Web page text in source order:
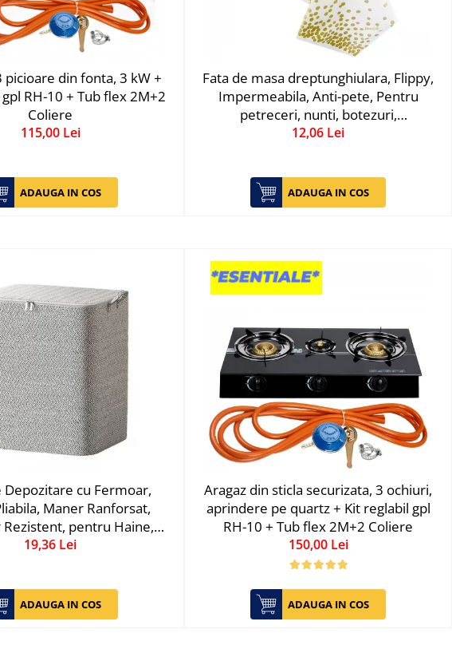
picioare din fonta, 3 kW +
RH-10 + Tub flex 2M+2
Coliere
115,00 Lei
ADAUGA IN COS
Fata de masa dreptunghiulara, Flippy,
Impermeabila, Anti-pete, Pentru
petreceri, nunti, botezuri,
decoratiuni, 274x137cm, Gold/ Alb
12,06 Lei
ADAUGA IN COS
Depozitare cu Fermoar,
Maner Ranforsat,
pentru Haine,
Perne, Lenjerii de
19,36 Lei
ADAUGA IN COS
Aragaz din sticla securizata, 3 ochiuri,
aprindere pe quartz + Kit reglabil gpl
RH-10 + Tub flex 2M+2 Coliere
150,00 Lei
ADAUGA IN COS